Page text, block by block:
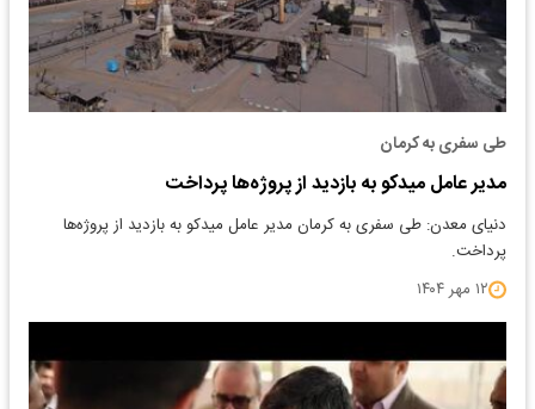
طی سفری به کرمان
مدیر عامل میدکو به بازدید از پروژه‌ها پرداخت
دنیای معدن: طی سفری به کرمان مدیر عامل میدکو به بازدید از پروژه‌ها
پرداخت.
۱۲ مهر ۱۴۰۴